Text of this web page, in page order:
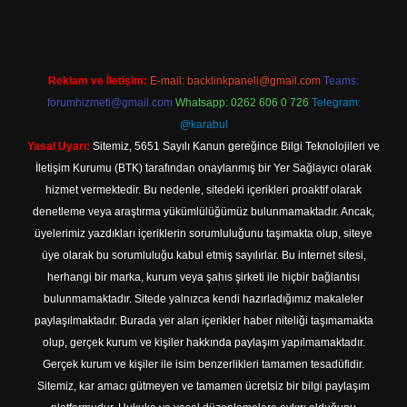
Reklam ve İletişim: E-mail: backlinkpaneli@gmail.com Teams:
forumhizmeti@gmail.com Whatsapp: 0262 606 0 726 Telegram:
@karabul
Yasal Uyarı: Sitemiz, 5651 Sayılı Kanun gereğince Bilgi Teknolojileri ve
İletişim Kurumu (BTK) tarafından onaylanmış bir Yer Sağlayıcı olarak
hizmet vermektedir. Bu nedenle, sitedeki içerikleri proaktif olarak
denetleme veya araştırma yükümlülüğümüz bulunmamaktadır. Ancak,
üyelerimiz yazdıkları içeriklerin sorumluluğunu taşımakta olup, siteye
üye olarak bu sorumluluğu kabul etmiş sayılırlar. Bu internet sitesi,
herhangi bir marka, kurum veya şahıs şirketi ile hiçbir bağlantısı
bulunmamaktadır. Sitede yalnızca kendi hazırladığımız makaleler
paylaşılmaktadır. Burada yer alan içerikler haber niteliği taşımamakta
olup, gerçek kurum ve kişiler hakkında paylaşım yapılmamaktadır.
Gerçek kurum ve kişiler ile isim benzerlikleri tamamen tesadüfidir.
Sitemiz, kar amacı gütmeyen ve tamamen ücretsiz bir bilgi paylaşım